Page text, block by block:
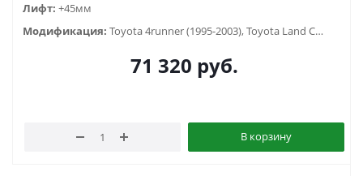
Лифт: +45мм
Модификация:
Toyota 4runner (1995-2003), Toyota Land Cruiser Prado 90/95 (1996-2002)
71 320 руб.
В корзину